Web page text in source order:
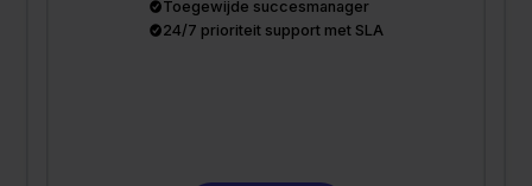
Toegewijde succesmanager
24/7 prioriteit support met SLA